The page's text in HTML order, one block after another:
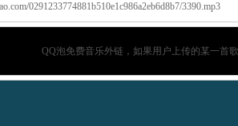
0291233774881b510e1c986a2eb6d8b7/3390.mp3
QQ泡免费音乐外链，如果用户上传的某一首